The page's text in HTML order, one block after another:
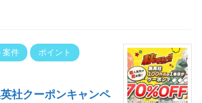
案件 ポイント
社クーポンキャンペ